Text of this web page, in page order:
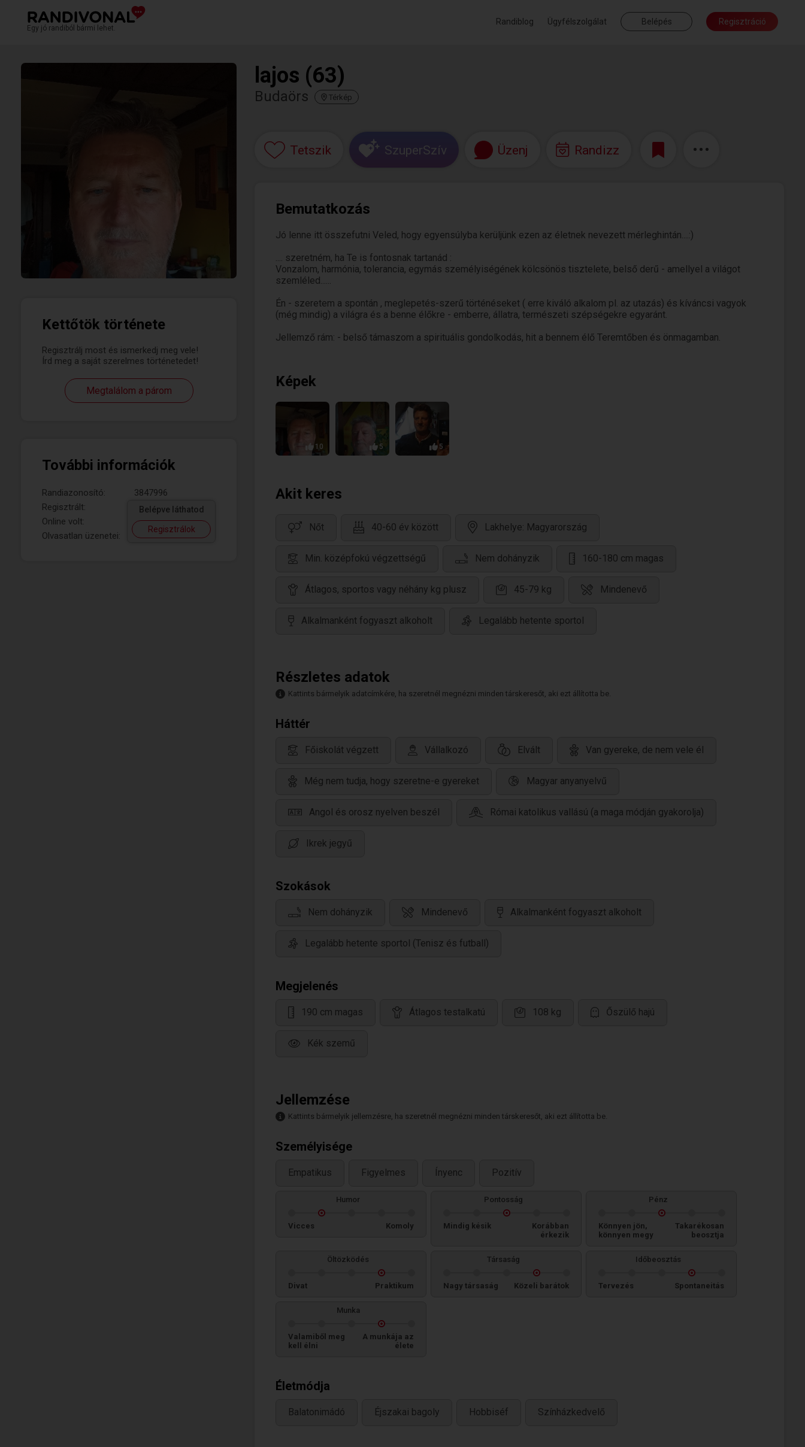
Egy jó randiból bármi lehet.
Randiblog Ügyfélszolgálat Belépés Regisztráció
Kettőtök története
Regisztrálj most és ismerkedj meg vele!
Írd meg a saját szerelmes történetedet!
Megtalálom a párom
További információk
Randiazonosító:
3847996
Regisztrált:
Online volt:
Olvasatlan üzenetei:
Belépve láthatod
Regisztrálok
lajos (63)
Budaörs Térkép
Tetszik SzuperSzív Üzenj Randizz
Bemutatkozás
Jó lenne itt összefutni Veled, hogy egyensúlyba kerüljünk ezen az életnek nevezett mérleghintán....:)
.... szeretném, ha Te is fontosnak tartanád :
Vonzalom, harmónia, tolerancia, egymás személyiségének kölcsönös tisztelete, belső derű - amellyel a világot
szemléled......
Én - szeretem a spontán , meglepetés-szerű történéseket ( erre kiváló alkalom pl. az utazás) és kíváncsi vagyok
(még mindig) a világra és a benne élőkre - emberre, állatra, természeti szépségekre egyaránt.
Jellemző rám: - belső támaszom a spirituális gondolkodás, hit a bennem élő Teremtőben és önmagamban.
Képek
10 5 5
Akit keres
Nőt 40-60 év között Lakhelye: Magyarország
Min. középfokú végzettségű Nem dohányzik 160-180 cm magas
Átlagos, sportos vagy néhány kg plusz 45-79 kg Mindenevő
Alkalmanként fogyaszt alkoholt Legalább hetente sportol
Részletes adatok
Kattints bármelyik adatcímkére, ha szeretnél megnézni minden társkeresőt, aki ezt állította be.
Háttér
Főiskolát végzett Vállalkozó Elvált Van gyereke, de nem vele él
Még nem tudja, hogy szeretne-e gyereket Magyar anyanyelvű
Angol és orosz nyelven beszél Római katolikus vallású (a maga módján gyakorolja)
Ikrek jegyű
Szokások
Nem dohányzik Mindenevő Alkalmanként fogyaszt alkoholt
Legalább hetente sportol (Tenisz és futball)
Megjelenés
190 cm magas Átlagos testalkatú 108 kg Őszülő hajú
Kék szemű
Jellemzése
Kattints bármelyik jellemzésre, ha szeretnél megnézni minden társkeresőt, aki ezt állította be.
Személyisége
Empatikus Figyelmes Ínyenc Pozitív
Humor
Vicces Komoly
Pontosság
Mindig késik
Korábban
érkezik
Pénz
Könnyen jön,
könnyen megy
Takarékosan
beosztja
Öltözködés
Divat Praktikum
Társaság
Nagy társaság Közeli barátok
Időbeosztás
Tervezés Spontaneitás
Munka
Valamiből meg
kell élni
A munkája az
élete
Életmódja
Balatonimádó Éjszakai bagoly Hobbiséf Színházkedvelő